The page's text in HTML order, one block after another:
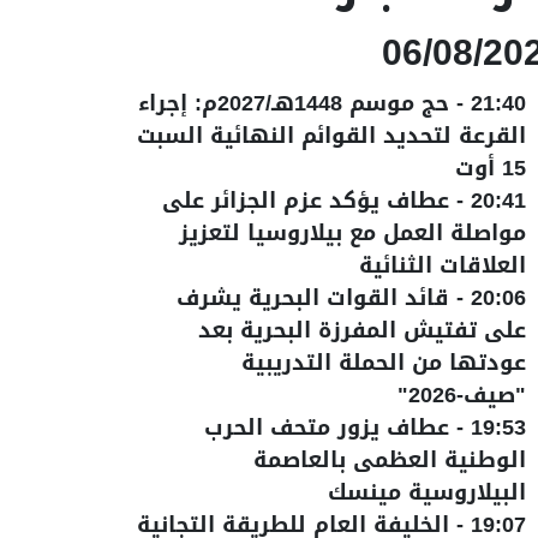
06/08/
21:40
- حج موسم 1448هـ/2027م: إجراء
القرعة لتحديد القوائم النهائية السبت
15 أوت
20:41
-عطاف يؤكد عزم الجزائر على
مواصلة العمل مع بيلاروسيا لتعزيز
العلاقات الثنائية
20:06
- قائد القوات البحرية يشرف
على تفتيش المفرزة البحرية بعد
عودتها من الحملة التدريبية
"صيف-2026"
19:53
-عطاف يزور متحف الحرب
الوطنية العظمى بالعاصمة
البيلاروسية مينسك
19:07
- الخليفة العام للطريقة التجانية